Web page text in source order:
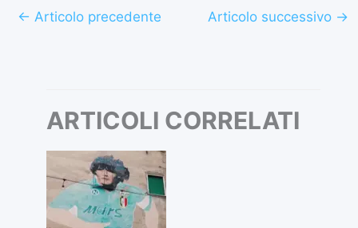
← Articolo precedente Articolo successivo →
ARTICOLI CORRELATI